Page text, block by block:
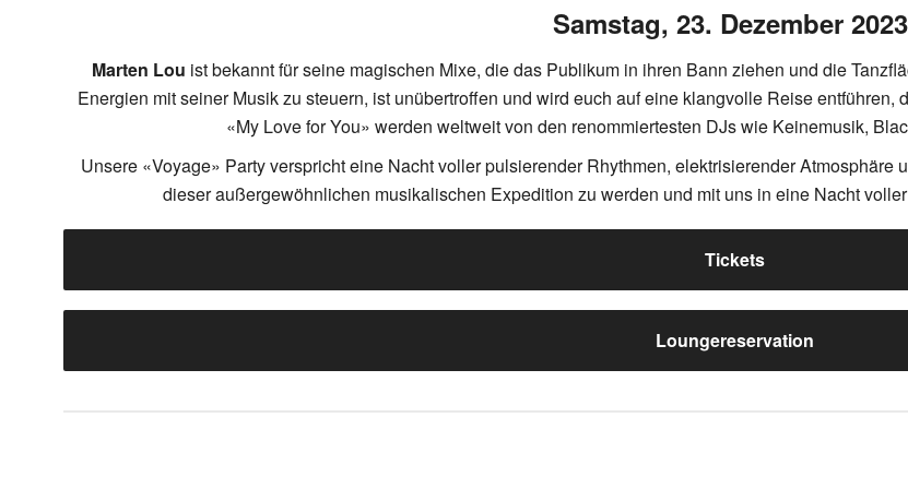
Samstag, 23. Dezember 2023
Marten Lou ist bekannt für seine magischen Mixe, die das Publikum in ihren Bann ziehen und die
Energien mit seiner Musik zu steuern, ist unübertroffen und wird euch auf eine klangvolle Reise
«My Love for You» werden weltweit von den renommiertesten DJs wie Keinemusik,
Unsere «Voyage» Party verspricht eine Nacht voller pulsierender Rhythmen, elektrisierender
dieser außergewöhnlichen musikalischen Expedition zu werden und mit uns in eine Nacht
Tickets
Loungereservation